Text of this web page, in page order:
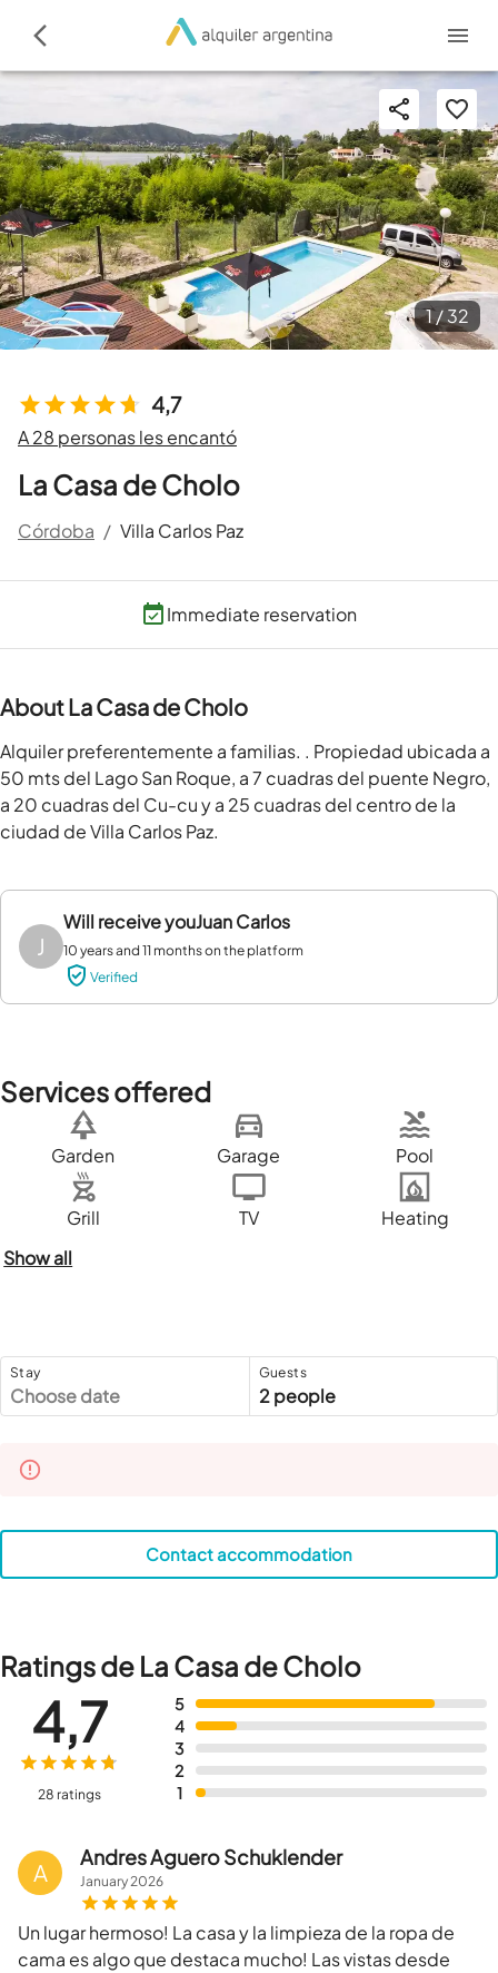
4,7
A 28 personas les encantó
La Casa de Cholo
Córdoba / Villa Carlos Paz
1 /32
Immediate reservation
About La Casa de Cholo
Alquiler preferentemente a familias. . Propiedad ubicada a
50 mts del Lago San Roque, a 7 cuadras del puente Negro,
a 20 cuadras del Cu-cu y a 25 cuadras del centro de la
ciudad de Villa Carlos Paz.
J
Will receive youJuan Carlos
10 years and 11 months on the platform
Verified
Services offered
Garden Garage Pool
Grill TV
Heating
Show all
Stay
Choose date
Guests
2 people
Contact accommodation
Ratings de La Casa de Cholo
5
4
3
2
1
4,7
28 ratings
A
Andres Aguero Schuklender
January2026
Un lugar hermoso! La casa y la limpieza de la ropa de
cama es algo que destaca mucho! Las vistas desde